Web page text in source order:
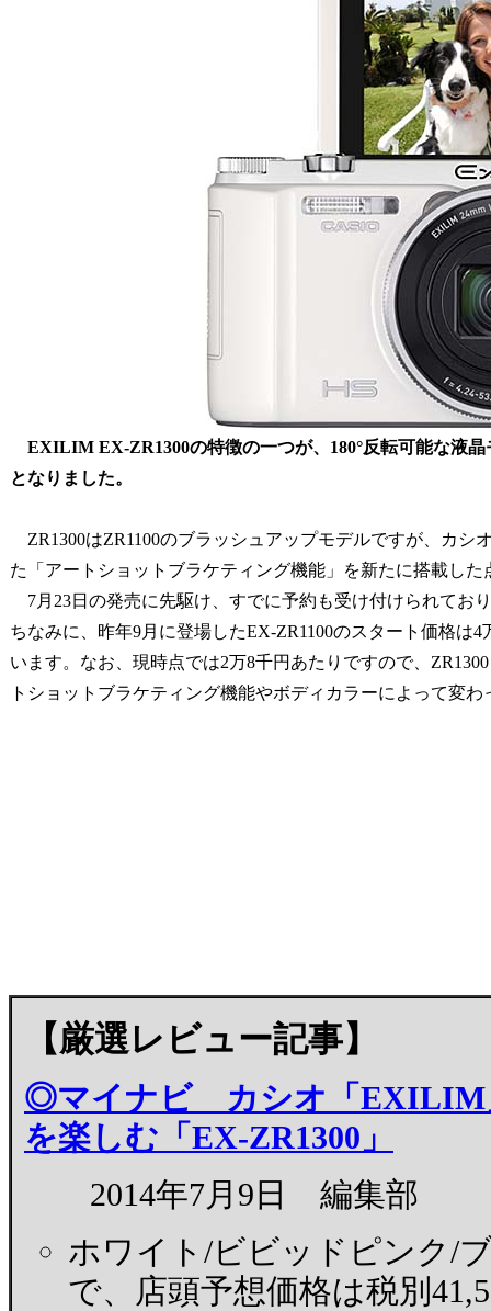
EXILIM EX-ZR1300の特徴の一つが、180°反転可能な液
となりました。
ZR1300はZR1100のブラッシュアップモデルですが、カシ
た「アートショットブラケティング機能」を新たに搭載し
7月23日の発売に先駆け、すでに予約も受け付けられてお
ちなみに、昨年9月に登場したEX-ZR1100のスタート価格は
います。なお、現時点では2万8千円あたりですので、
トショットブラケティング機能やボディカラーによって変わ
【厳選レビュー記事】
◎マイナビ カシオ「EXILIM
を楽しむ「EX-ZR1300」
2014年7月9日 編集部
ホワイト/ビビッドピンク/
で、店頭予想価格は税別